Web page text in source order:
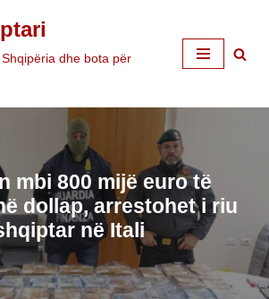
dhe bota për
mbi 800 mijë euro të
dollap, arrestohet i riu
në Itali